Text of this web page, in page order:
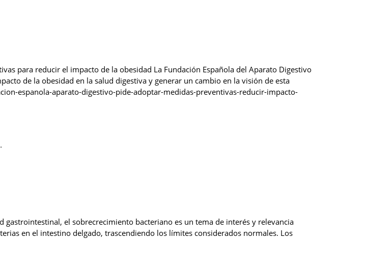
para reducir el impacto de la obesidad La Fundación Española del Aparato Digestivo
de la obesidad en la salud digestiva y generar un cambio en la visión de esta
espanola-aparato-digestivo-pide-adoptar-medidas-preventivas-reducir-impacto-
gastrointestinal, el sobrecrecimiento bacteriano es un tema de interés y relevancia
en el intestino delgado, trascendiendo los límites considerados normales. Los